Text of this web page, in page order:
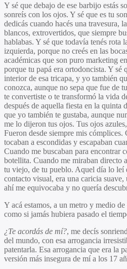
Y sé que debajo de ese barbijo estás
sonreís con los ojos. Y sé que es tu
dedicás cuando hacés una travesura,
blancos, extrovertidos, que siempre
hablabas. Y sé que todavía tenés rota
izquierda, porque no creés en las
académicas que son puro marketing
porque tu papá era ortodoncista. Y sé
interior de esa tricapa, y yo también
conozca, aunque no sepa que fue de
te convertiste o te transformó la vida
después de aquella fiesta en la quinta
que yo también te gustaba, aunque
me lo dijeron tus ojos. Tus ojos
Fueron desde siempre mis cómplices.
tocaban a escondidas y escapaban
Cuando me buscaban para encontrar
botellita. Cuando me miraban directo
tu viejo, de tu pueblo. Aquel día lo leí
contacto visual, era una caricia
ahí me equivocaba y no quería
Y acá estamos, a un metro y medio
como si jamás hubiera pasado el
¿Te acordás de mí?, me decís
del mundo, con esa arrogancia
patentarla. Esa arrogancia que era la
versión más insegura de mí a los 17